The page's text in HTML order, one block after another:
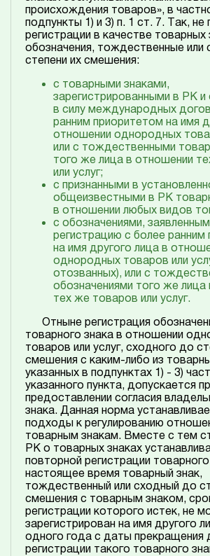
происхождения товаров», в
подпункты 1) и 3) п. 1 ст. 7. Так,
регистрации в качестве товарных
обозначения, тождественные или
степени их смешения:
с товарными знаками,
зарегистрированными в РК
в силу международных
ранним приоритетом на имя
отношении однородных
или с тождественными
того же лица в отношении
или услуг;
с признанными в
общеизвестными в РК
в отношении любых видов
с обозначениями,
регистрацию с более ранним
на имя другого лица в
однородных товаров или
отозванных), или с
обозначениями того же лица
тех же товаров или услуг.
Отныне регистрация
товарного знака в отношении
товаров или услуг, сходного до
смешения с каким-либо из
указанных в подпунктах 1) - 3)
указанного пункта, допускается
предоставлении согласия
знака. Данная норма
подходы к регулированию
товарным знакам. Вместе с тем
РК о товарных знаках
повторной регистрации
настоящее время товарный знак,
тождественный или сходный до
смешения с товарным знаком,
регистрации которого истек, не
зарегистрирован на имя другого
одного года с даты прекращения
регистрации такого товарного